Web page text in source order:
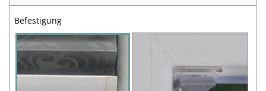
Befestigung